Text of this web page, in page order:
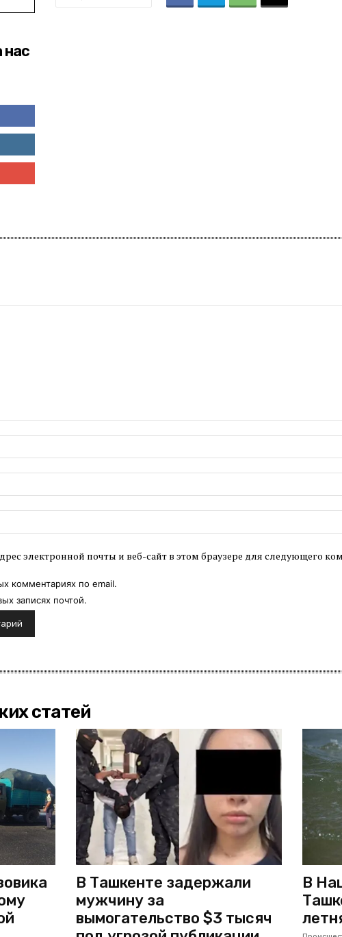
нас
электронной почты и веб-сайт в этом браузере для следующего
комментариях по email.
записях почтой.
статей
В Ташкенте задержали
мужчину за
вымогательство $3 тысяч
В